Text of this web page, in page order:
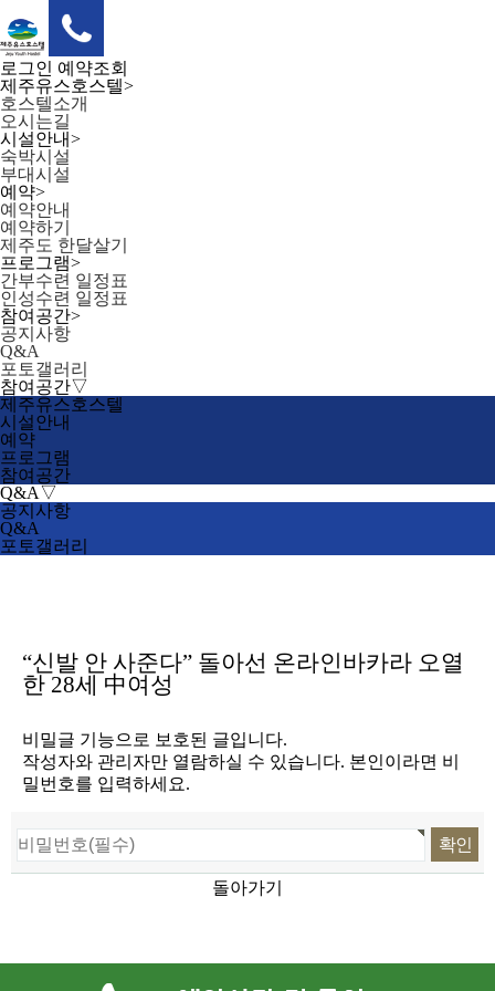
로그인 예약조회
제주유스호스텔>
호스텔소개
오시는길
시설안내>
숙박시설
부대시설
예약>
예약안내
예약하기
제주도 한달살기
프로그램>
간부수련 일정표
인성수련 일정표
참여공간>
공지사항
Q&A
포토갤러리
참여공간▽
제주유스호스텔
시설안내
예약
프로그램
참여공간
Q&A▽
공지사항
Q&A
포토갤러리
“신발 안 사준다” 돌아선 온라인바카라 오열
한 28세 中여성
비밀글 기능으로 보호된 글입니다.
작성자와 관리자만 열람하실 수 있습니다. 본인이라면 비
밀번호를 입력하세요.
돌아가기